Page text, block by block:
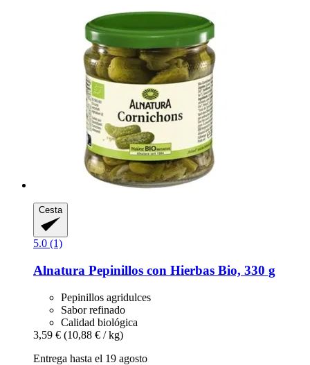
Cesta
5.0 (1)
Alnatura Pepinillos con Hierbas Bio, 330 g
Pepinillos agridulces
Sabor refinado
Calidad biológica
3,59 € (10,88 € / kg)
Entrega hasta el 19 agosto